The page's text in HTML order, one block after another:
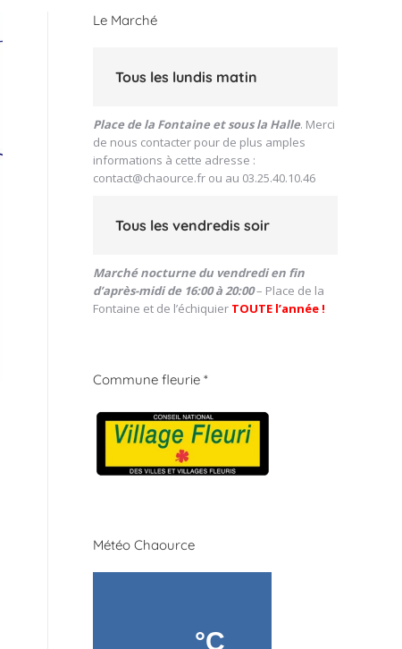
Le Marché
Tous les lundis matin
Place de la Fontaine et sous la Halle. Merci
de nous contacter pour de plus amples
informations à cette adresse :
contact@chaource.fr ou au 03.25.40.10.46
Tous les vendredis soir
Marché nocturne du vendredi en fin
d’après-midi de 16:00 à 20:00– Place de la
Fontaine et de l’échiquier TOUTE l’année !
Commune fleurie *
Météo Chaource